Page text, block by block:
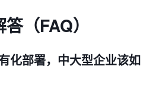
（FAQ）
化部署，中大型企业该如